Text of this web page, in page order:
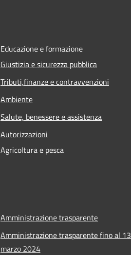
Educazione e formazione
Giustizia e sicurezza pubblica
Tributi,finanze e contravvenzioni
Ambiente
Salute, benessere e assistenza
Autorizzazioni
Agricoltura e pesca
Amministrazione trasparente
Amministrazione trasparente fino al 13
marzo 2024